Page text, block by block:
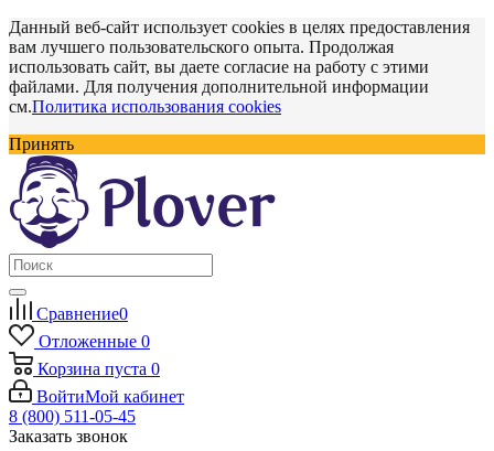
Данный веб-сайт использует cookies в целях предоставления
вам лучшего пользовательского опыта. Продолжая
использовать сайт, вы даете согласие на работу с этими
файлами. Для получения дополнительной информации
см.Политика использования cookies
Принять
Сравнение0
Отложенные 0
Корзина пуста 0
ВойтиМой кабинет
8 (800) 511-05-45
Заказать звонок